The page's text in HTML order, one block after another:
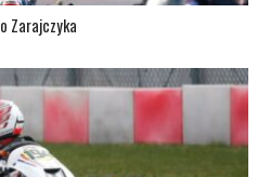
Zarajczyka